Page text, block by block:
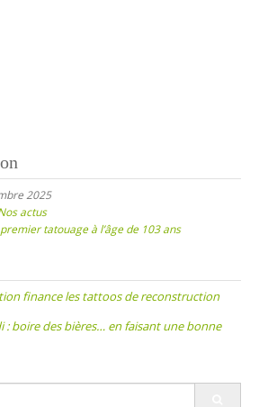
2025
actus
tatouage à l’âge de 103 ans
finance les tattoos de reconstruction
: boire des bières… en faisant une bonne